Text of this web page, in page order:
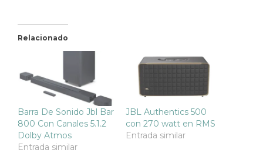
Relacionado
Barra De Sonido Jbl Bar
800 Con Canales 5.1.2
Dolby Atmos
Entrada similar
JBL Authentics 500
con 270 watt en RMS
Entrada similar